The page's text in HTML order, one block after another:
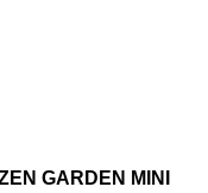
GARDEN MINI